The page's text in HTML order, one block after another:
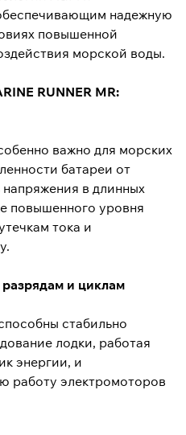
надежную
повышенной
морской воды.
RUNNER MR:
важно для морских
батареи от
в длинных
повышенного уровня
тока и
разрядам и циклам
стабильно
лодки, работая
энергии, и
работу электромоторов